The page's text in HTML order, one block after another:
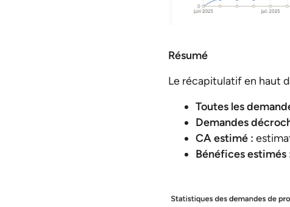
Résumé
Le récapitulatif en haut
Toutes les
Demandes
CA estimé :
Bénéfices estimés